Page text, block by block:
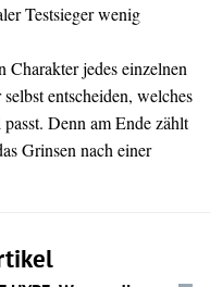
Testsieger wenig
Charakter jedes einzelnen
entscheiden, welches
Denn am Ende zählt
Grinsen nach einer